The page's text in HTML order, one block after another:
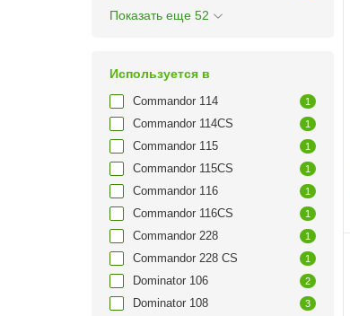
Показать еще 52
Используется в
Commandor 114 1
Commandor 114CS 1
Commandor 115 1
Commandor 115CS 1
Commandor 116 1
Commandor 116CS 1
Commandor 228 1
Commandor 228 CS 1
Dominator 106 2
Dominator 108 3